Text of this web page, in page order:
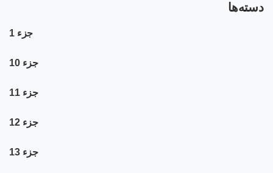
دسته‌ها
جزء 1
جزء 10
جزء 11
جزء 12
جزء 13